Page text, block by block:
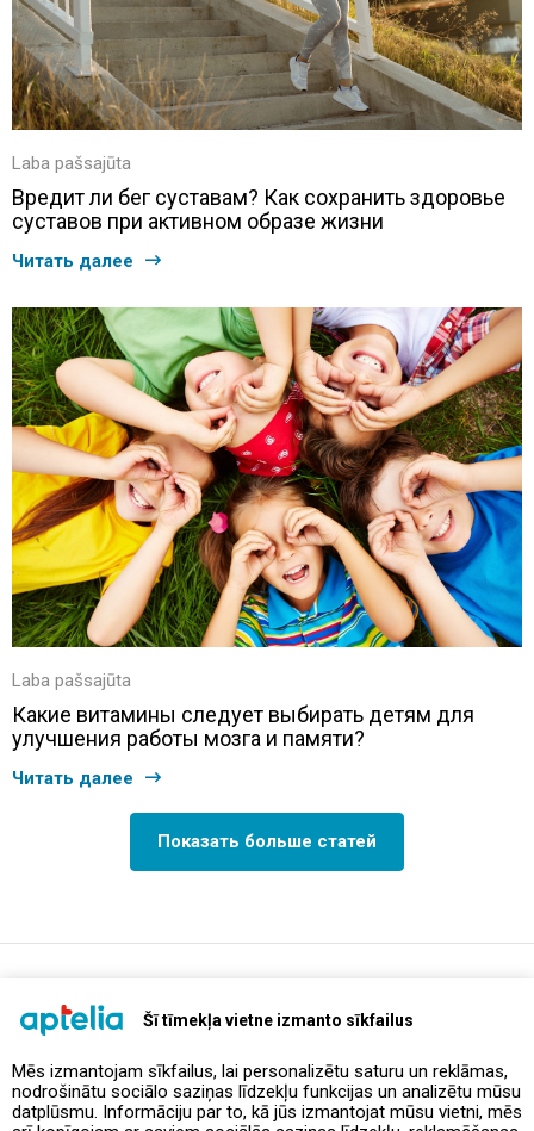
Šī tīmekļa vietne izmanto sīkfailus
Mēs izmantojam sīkfailus, lai personalizētu saturu un reklāmas,
nodrošinātu sociālo saziņas līdzekļu funkcijas un analizētu mūsu
datplūsmu. Informāciju par to, kā jūs izmantojat mūsu vietni, mēs
Laba pašsajūta
Вредит ли бег суставам? Как сохранить здоровье
суставов при активном образе жизни
Читать далее
Laba pašsajūta
Какие витамины следует выбирать детям для
улучшения работы мозга и памяти?
Читать далее
Показать больше статей
Предложения и акции